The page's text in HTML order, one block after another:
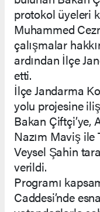
protokol üyeleri
Muhammed
çalışmalar
ardından İlçe
etti.
İlçe Jandarma
yolu projesine
Bakan Çiftçi’ye,
Nazım Maviş ile
Veysel Şahin
verildi.
Programı
Caddesi’nde